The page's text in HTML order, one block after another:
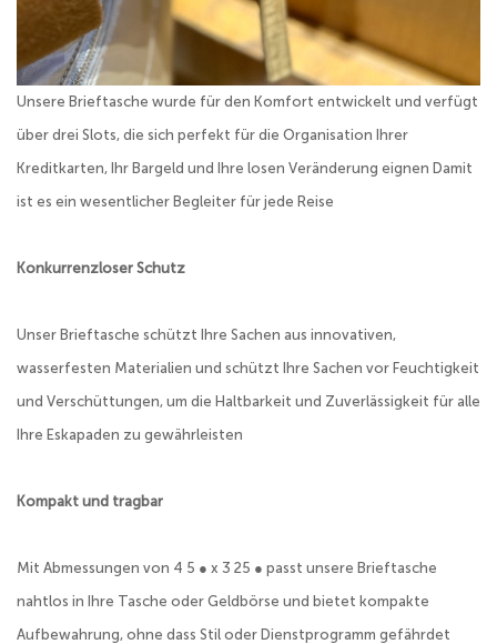
Unsere Brieftasche wurde für den Komfort entwickelt und verfügt
über drei Slots, die sich perfekt für die Organisation Ihrer
Kreditkarten, Ihr Bargeld und Ihre losen Veränderung eignen Damit
ist es ein wesentlicher Begleiter für jede Reise
Konkurrenzloser Schutz
Unser Brieftasche schützt Ihre Sachen aus innovativen,
wasserfesten Materialien und schützt Ihre Sachen vor Feuchtigkeit
und Verschüttungen, um die Haltbarkeit und Zuverlässigkeit für alle
Ihre Eskapaden zu gewährleisten
Kompakt und tragbar
Mit Abmessungen von 4 5 ● x 3 25 ● passt unsere Brieftasche
nahtlos in Ihre Tasche oder Geldbörse und bietet kompakte
Aufbewahrung, ohne dass Stil oder Dienstprogramm gefährdet